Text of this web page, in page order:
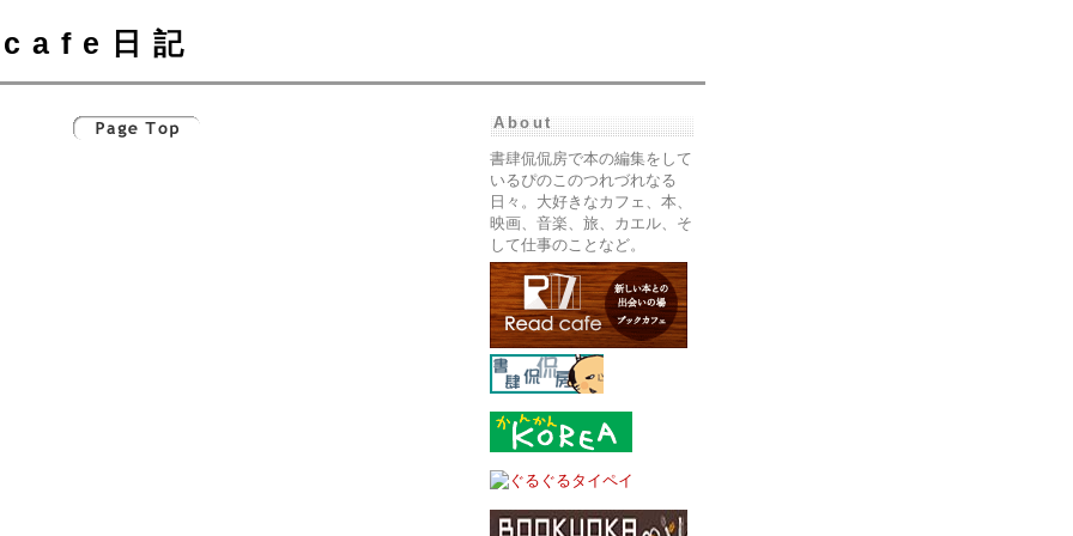
cafe日記
About
書肆侃侃房で本の編集をして
いるぴのこのつれづれなる
日々。大好きなカフェ、本、
映画、音楽、旅、カエル、そ
して仕事のことなど。